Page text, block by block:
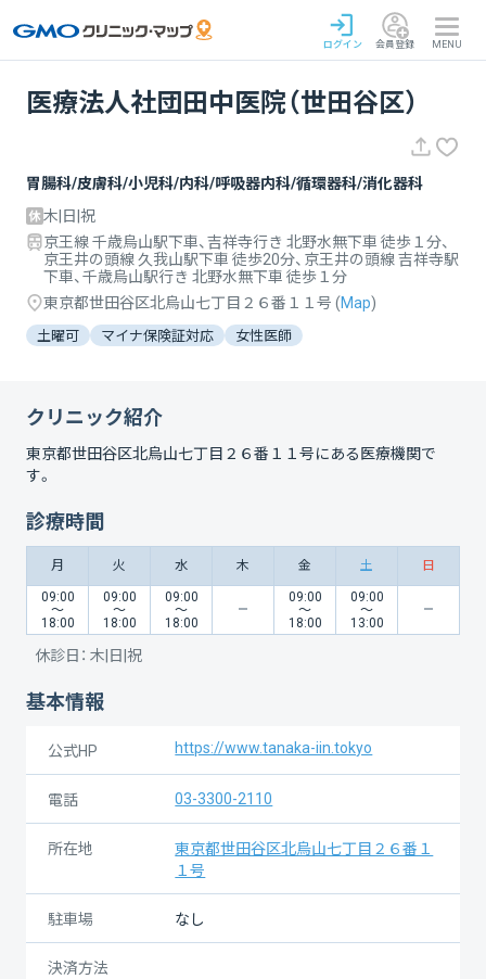
ログイン 会員登録 MENU
医療法人社団田中医院（世田谷区）
胃腸科/皮膚科/小児科/内科/呼吸器内科/循環器科/消化器科
木|日|祝
京王線 千歳烏山駅下車、吉祥寺行き 北野水無下車 徒歩１分、
京王井の頭線 久我山駅下車 徒歩20分、京王井の頭線 吉祥寺駅
下車、千歳烏山駅行き 北野水無下車 徒歩１分
東京都世田谷区北烏山七丁目２６番１１号 (Map)
土曜可 マイナ保険証対応 女性医師
クリニック紹介
東京都世田谷区北烏山七丁目２６番１１号にある医療機関で
す。
診療時間
月 火 水 木 金 土 日
09:00
〜
18:00
09:00
〜
18:00
09:00
〜
18:00
09:00
〜
18:00
09:00
〜
13:00
休診日： 木|日|祝
基本情報
公式HP https://www.tanaka-iin.tokyo
電話 03-3300-2110
所在地
東京都世田谷区北烏山七丁目２６番１
１号
駐車場 なし
決済方法